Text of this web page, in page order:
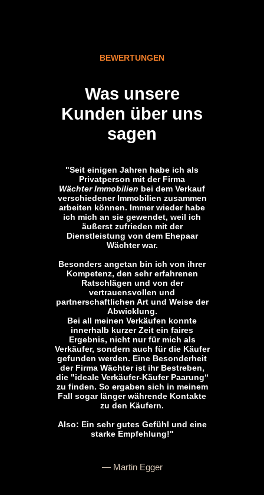
BEWERTUNGEN
Was unsere
Kunden über uns
sagen
"Seit einigen Jahren habe ich als
Privatperson mit der Firma
Wächter Immobilien bei dem Verkauf
verschiedener Immobilien zusammen
arbeiten können. Immer wieder habe
ich mich an sie gewendet, weil ich
äußerst zufrieden mit der
Dienstleistung von dem Ehepaar
Wächter war.
Besonders angetan bin ich von ihrer
Kompetenz, den sehr erfahrenen
Ratschlägen und von der
vertrauensvollen und
partnerschaftlichen Art und Weise der
Abwicklung.
Bei all meinen Verkäufen konnte
innerhalb kurzer Zeit ein faires
Ergebnis, nicht nur für mich als
Verkäufer, sondern auch für die Käufer
gefunden werden. Eine Besonderheit
der Firma Wächter ist ihr Bestreben,
die "ideale Verkäufer-Käufer Paarung“
zu finden. So ergaben sich in meinem
Fall sogar länger währende Kontakte
zu den Käufern.
Also: Ein sehr gutes Gefühl und eine
starke Empfehlung!"
— Martin Egger